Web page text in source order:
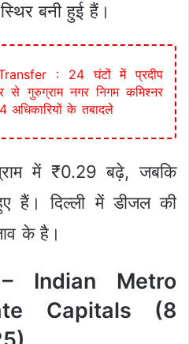
बनी हुई हैं।
: 24 घंटों में प्रदीप
से गुरुग्राम नगर निगम कमिश्नर
अधिकारियों के तबादले
में ₹0.29 बढ़े, जबकि
हैं। दिल्ली में डीजल की
के है।
Indian Metro
Capitals (8